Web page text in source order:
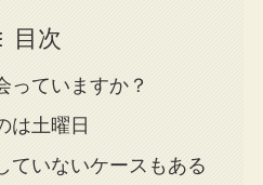
目次
っていますか？
は土曜日
ていないケースもある